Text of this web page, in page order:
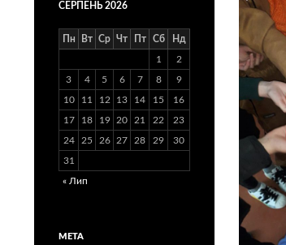
СЕРПЕНЬ 2026
Пн Вт Ср Чт Пт Сб Нд
1 2
3 4 5 6 7 8 9
10 11 12 13 14 15 16
17 18 19 20 21 22 23
24 25 26 27 28 29 30
31
« Лип
МЕТА